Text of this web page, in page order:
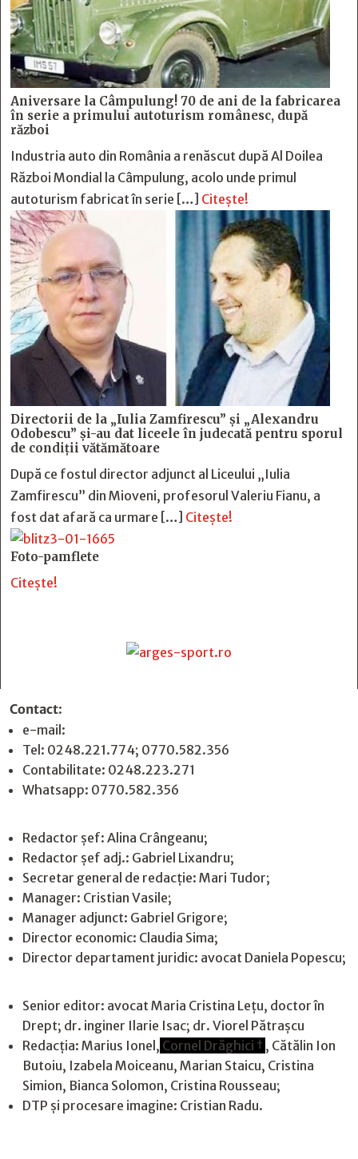
Aniversare la Câmpulung! 70 de ani de la fabricarea
în serie a primului autoturism românesc, după
război
Industria auto din România a renăscut după Al Doilea
Război Mondial la Câmpulung, acolo unde primul
autoturism fabricat în serie […] Citește!
Directorii de la „Iulia Zamfirescu” și „Alexandru
Odobescu” și-au dat liceele în judecată pentru sporul
de condiții vătămătoare
După ce fostul director adjunct al Liceului „Iulia
Zamfirescu” din Mioveni, profesorul Valeriu Fianu, a
fost dat afară ca urmare […] Citește!
Foto-pamflete
Citește!
Contact:
e-mail:
Tel: 0248.221.774; 0770.582.356
Contabilitate: 0248.223.271
Whatsapp: 0770.582.356
Redactor șef: Alina Crângeanu;
Redactor șef adj.: Gabriel Lixandru;
Secretar general de redacție: Mari Tudor;
Manager: Cristian Vasile;
Manager adjunct: Gabriel Grigore;
Director economic: Claudia Sima;
Director departament juridic: avocat Daniela Popescu;
Senior editor: avocat Maria Cristina Leţu, doctor în
Drept; dr. inginer Ilarie Isac; dr. Viorel Pătrașcu
Redacţia: Marius Ionel, Cornel Drăghici † , Cătălin Ion
Butoiu, Izabela Moiceanu, Marian Staicu, Cristina
Simion, Bianca Solomon, Cristina Rousseau;
DTP și procesare imagine: Cristian Radu.